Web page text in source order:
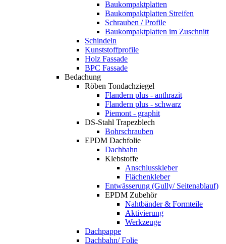
Baukompaktplatten
Baukompaktplatten Streifen
Schrauben / Profile
Baukompaktplatten im Zuschnitt
Schindeln
Kunststoffprofile
Holz Fassade
BPC Fassade
Bedachung
Röben Tondachziegel
Flandern plus - anthrazit
Flandern plus - schwarz
Piemont - graphit
DS-Stahl Trapezblech
Bohrschrauben
EPDM Dachfolie
Dachbahn
Klebstoffe
Anschlusskleber
Flächenkleber
Entwässerung (Gully/ Seitenablauf)
EPDM Zubehör
Nahtbänder & Formteile
Aktivierung
Werkzeuge
Dachpappe
Dachbahn/ Folie